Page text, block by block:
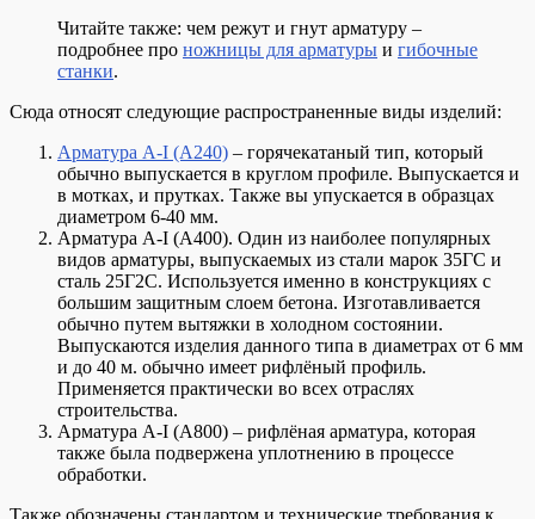
Читайте также: чем режут и гнут арматуру –
подробнее про ножницы для арматуры и гибочные
станки.
Сюда относят следующие распространенные виды изделий:
Арматура А-I (А240) – горячекатаный тип, который
обычно выпускается в круглом профиле. Выпускается и
в мотках, и прутках. Также вы упускается в образцах
диаметром 6-40 мм.
Арматура А-I (А400). Один из наиболее популярных
видов арматуры, выпускаемых из стали марок 35ГС и
сталь 25Г2С. Используется именно в конструкциях с
большим защитным слоем бетона. Изготавливается
обычно путем вытяжки в холодном состоянии.
Выпускаются изделия данного типа в диаметрах от 6 мм
и до 40 м. обычно имеет рифлёный профиль.
Применяется практически во всех отраслях
строительства.
Арматура А-I (А800) – рифлёная арматура, которая
также была подвержена уплотнению в процессе
обработки.